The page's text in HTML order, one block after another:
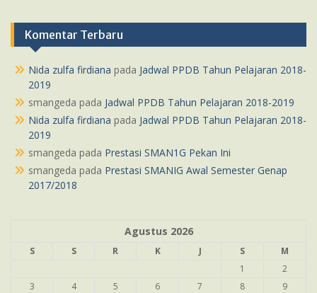
Komentar Terbaru
Nida zulfa firdiana pada Jadwal PPDB Tahun Pelajaran 2018-
2019
smangeda pada Jadwal PPDB Tahun Pelajaran 2018-2019
Nida zulfa firdiana pada Jadwal PPDB Tahun Pelajaran 2018-
2019
smangeda pada Prestasi SMAN1G Pekan Ini
smangeda pada Prestasi SMANIG Awal Semester Genap
2017/2018
Agustus 2026
S S R K J S
M
1
2
3
4 5 6 7 8
9